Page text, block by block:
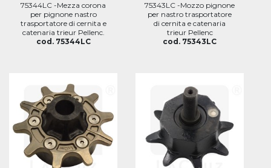
75344LC -Mezza corona
per pignone nastro
trasportatore di cernita e
catenaria trieur Pellenc.
cod. 75344LC
75343LC -Mozzo pignone
per nastro trasportatore
di cernita e catenaria
trieur Pellenc
cod. 75343LC